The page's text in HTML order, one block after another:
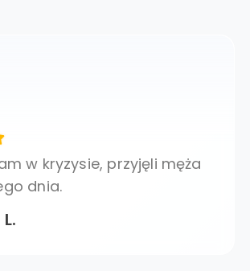
w kryzysie, przyjęli męża
dnia.